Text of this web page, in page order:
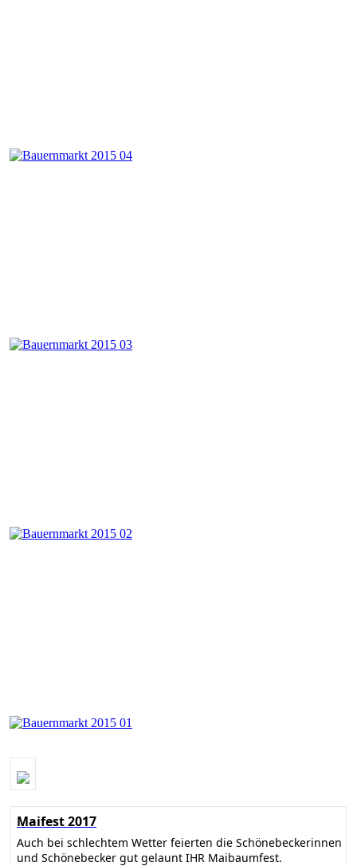
Maifest 2017
Auch bei schlechtem Wetter feierten die Schönebeckerinnen
und Schönebecker gut gelaunt IHR Maibaumfest.